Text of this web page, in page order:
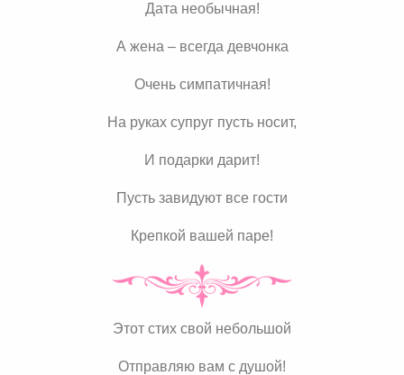
Дата необычная!
А жена – всегда девчонка
Очень симпатичная!
На руках супруг пусть носит,
И подарки дарит!
Пусть завидуют все гости
Крепкой вашей паре!
Этот стих свой небольшой
Отправляю вам с душой!